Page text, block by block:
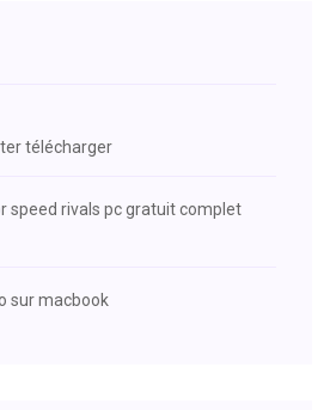
télécharger
speed rivals pc gratuit complet
sur macbook